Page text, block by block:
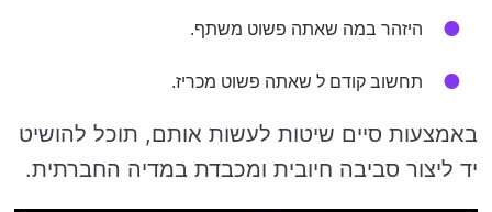
היזהר במה שאתה פשוט משתף.
תחשוב קודם ל שאתה פשוט מכריז.
באמצעות סיים שיטות לעשות אותם, תוכל להושיט
יד ליצור סביבה חיובית ומכבדת במדיה החברתית.